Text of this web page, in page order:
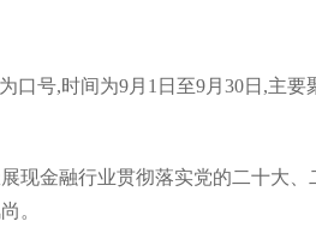
口号,时间为9月1日至9月30日,主要
现金融行业贯彻落实党的二十大
。